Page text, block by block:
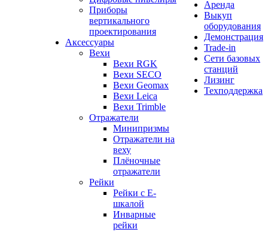
Приборы
вертикального
проектирования
Аксессуары
Вехи
Вехи RGK
Вехи SECO
Вехи Geomax
Вехи Leica
Вехи Trimble
Отражатели
Минипризмы
Отражатели на
веху
Плёночные
отражатели
Рейки
Рейки с E-
шкалой
Инварные
рейки
Аренда
Выкуп
оборудования
Демонстрация
Trade-in
Сети базовых
станций
Лизинг
Техподдержка